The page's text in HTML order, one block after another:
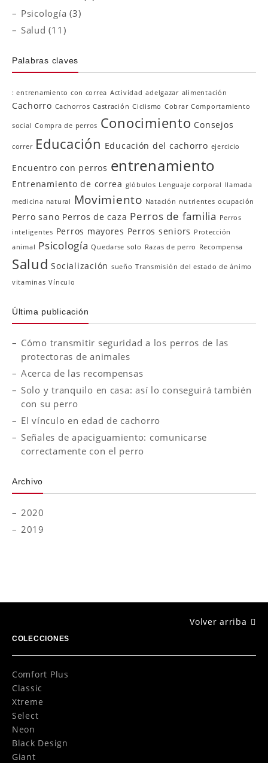
Psicología (3)
Salud (11)
Palabras claves
: entrenamiento con correa Actividad adelgazar alimentación
Cachorro Cachorros Castración Ciclismo Cobrar Comportamiento
social Compra de perros Conocimiento Consejos
correr Educación Educación del cachorro ejercicio
Encuentro con perros entrenamiento
Entrenamiento de correa glóbulos Lenguaje corporal llamada
medicina natural Movimiento Natación nutrientes ocupación
Perro sano Perros de caza Perros de familia Perros
inteligentes Perros mayores Perros seniors Protección
animal Psicología Quedarse solo Razas de perro Recompensa
Salud Socialización sueño Transmisión del estado de ánimo
vitaminas Vínculo
Última publicación
Cómo transmitir seguridad a los perros de las
protectoras de animales
Acerca de las recompensas
Solo y tranquilo en casa: así lo conseguirá también
con su perro
El vínculo en edad de cachorro
Señales de apaciguamiento: comunicarse
correctamente con el perro
Archivo
2020
2019
Volver arriba
COLECCIONES
Comfort Plus
Classic
Xtreme
Select
Neon
Black Design
Giant